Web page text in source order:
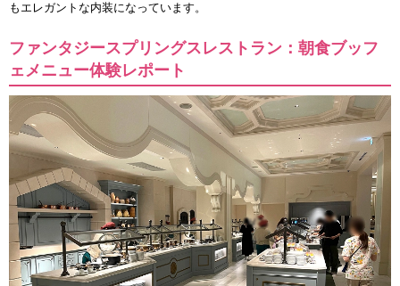
もエレガントな内装になっています。
ファンタジースプリングスレストラン：朝食ブッフ
ェメニュー体験レポート